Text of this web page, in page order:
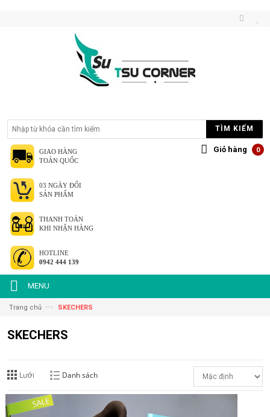
TÌM KIẾM
Giỏ hàng 0
GIAO HÀNG
TOÀN QUỐC
03 NGÀY ĐỔI
SẢN PHẨM
THANH TOÁN
KHI NHẬN HÀNG
HOTLINE
0942 444 139
MENU
Trang chủ —› SKECHERS
SKECHERS
Lưới Danh sách